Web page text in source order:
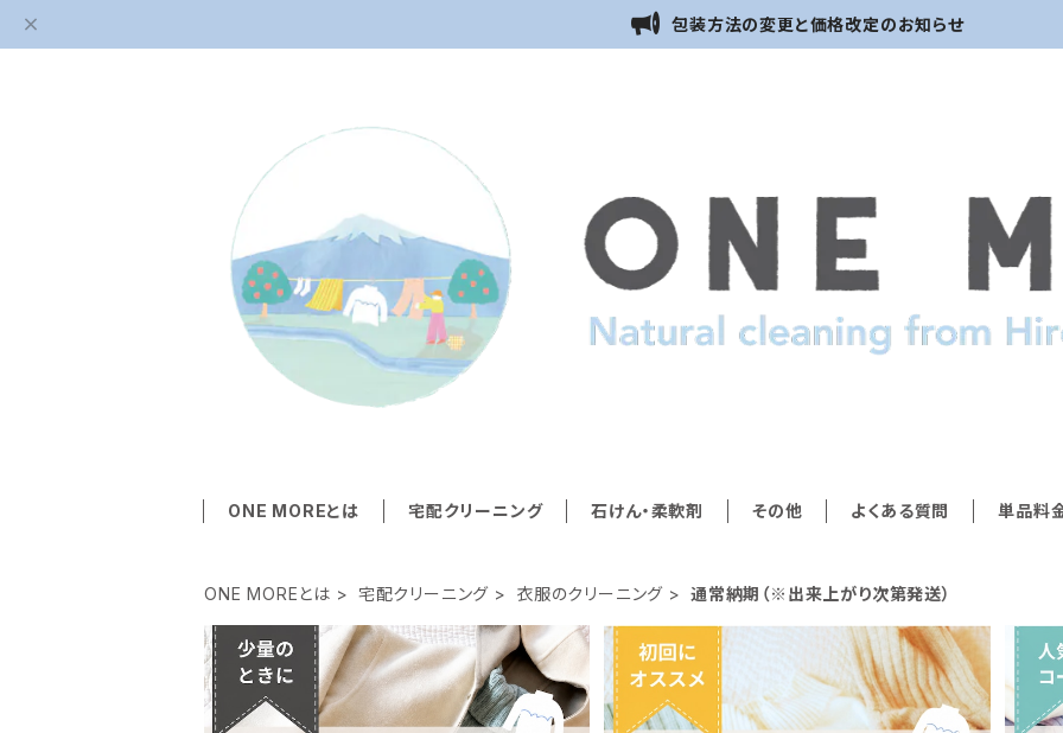
包装方法の変更と価格改定のお知らせ
ONE MOREとは 宅配クリーニング 石けん・柔軟剤 その他 よくある質問 単品料
ONE MOREとは 宅配クリーニング 衣服のクリーニング 通常納期（※出来上がり次第発送）